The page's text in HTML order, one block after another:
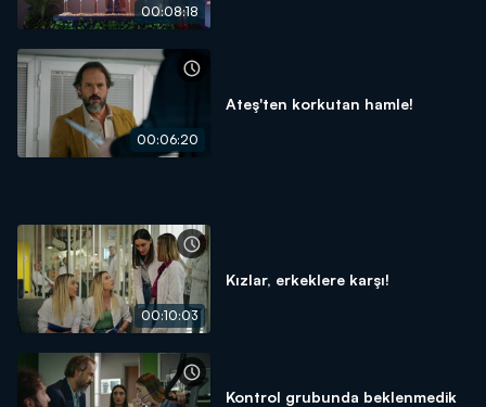
00:08:18
00:06:20
Ateş'ten korkutan hamle!
00:10:03
Kızlar, erkeklere karşı!
Kontrol grubunda beklenmedik